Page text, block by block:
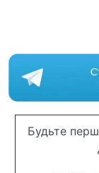
Будьте